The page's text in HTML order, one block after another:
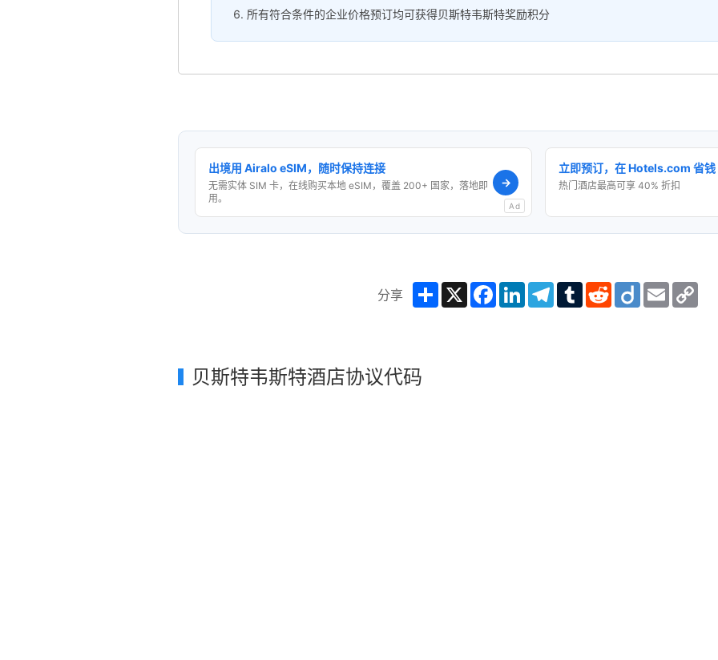
所有符合条件的企业价格预订均可获得贝斯特韦斯特奖励积分
出境用 Airalo eSIM，随时保持连接
无需实体 SIM 卡，在线购买本地 eSIM，覆盖 200+ 国家，落地即
用。
→
Ad
立即预订，在 Hotels.com 省钱
热门酒店最高可享 40% 折扣
分享 ShareX Facebook
LinkedInTelegram
TumblrRedditDiigo Email
贝斯特韦斯特酒店协议代码